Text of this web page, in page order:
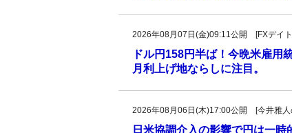
2026年08月07日(金)09:11公開 [FXデイ
ドル円158円半ば！今晩米雇
月利上げ地ならしに注目。
2026年08月06日(木)17:00公開 [今井雅人
日米協調介入の影響で円は一